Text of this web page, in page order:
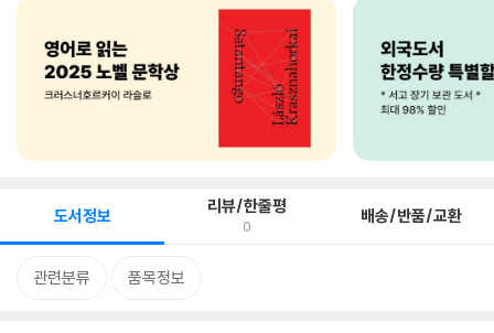
도서정보 리뷰/한줄평
0 배송/반품/교환
관련분류 품목정보